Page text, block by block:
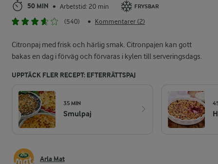
50 MIN • Arbetstid: 20 min FRYSBAR
(540) • Kommentarer (2)
Citronpaj med frisk och härlig smak. Citronpajen kan gott
bakas en dag i förväg och förvaras i kylen till serveringsdags.
UPPTÄCK FLER RECEPT: EFTERRÄTTSPAJ
35 MIN
Smulpaj
Arla Mat